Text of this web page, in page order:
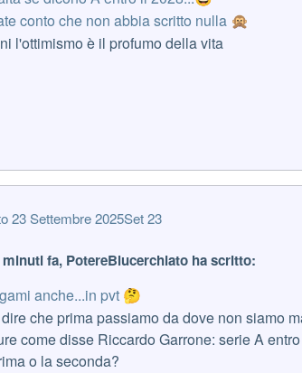
conto che non abbia scritto nulla 🙊
l'ottimismo è il profumo della vita
23 Settembre 2025Set 23
minuti fa, PotereBlucerchiato ha scritto:
anche...in pvt 🤔
che prima passiamo da dove non siamo
come disse Riccardo Garrone: serie A
o la seconda?